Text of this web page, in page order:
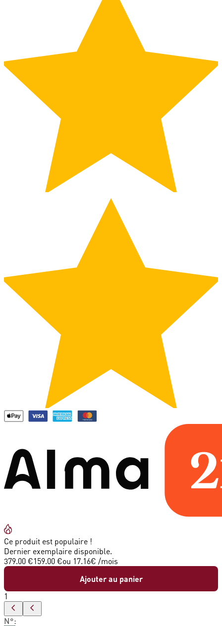
Ce produit est populaire !
Dernier exemplaire disponible.
379.00 €159.00 €ou 17.16€ /mois
Ajouter au panier
1
N°: